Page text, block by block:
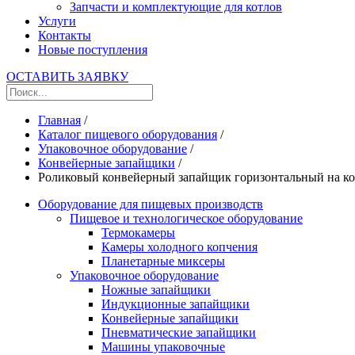
Запчасти и комплектующие для котлов
Услуги
Контакты
Новые поступления
ОСТАВИТЬ ЗАЯВКУ
Главная /
Каталог пищевого оборудования /
Упаковочное оборудование /
Конвейерные запайщики /
Роликовый конвейерный запайщик горизонтальный на
Оборудование для пищевых производств
Пищевое и технологическое оборудование
Термокамеры
Камеры холодного копчения
Планетарные миксеры
Упаковочное оборудование
Ножные запайщики
Индукционные запайщики
Конвейерные запайщики
Пневматические запайщики
Машины упаковочные